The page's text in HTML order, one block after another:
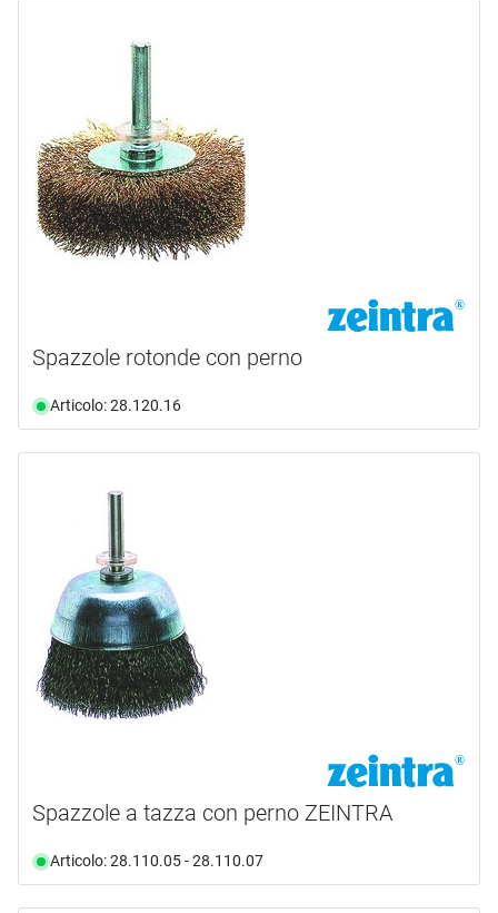
Spazzole rotonde con perno
Articolo: 28.120.16
Spazzole a tazza con perno ZEINTRA
Articolo: 28.110.05 - 28.110.07